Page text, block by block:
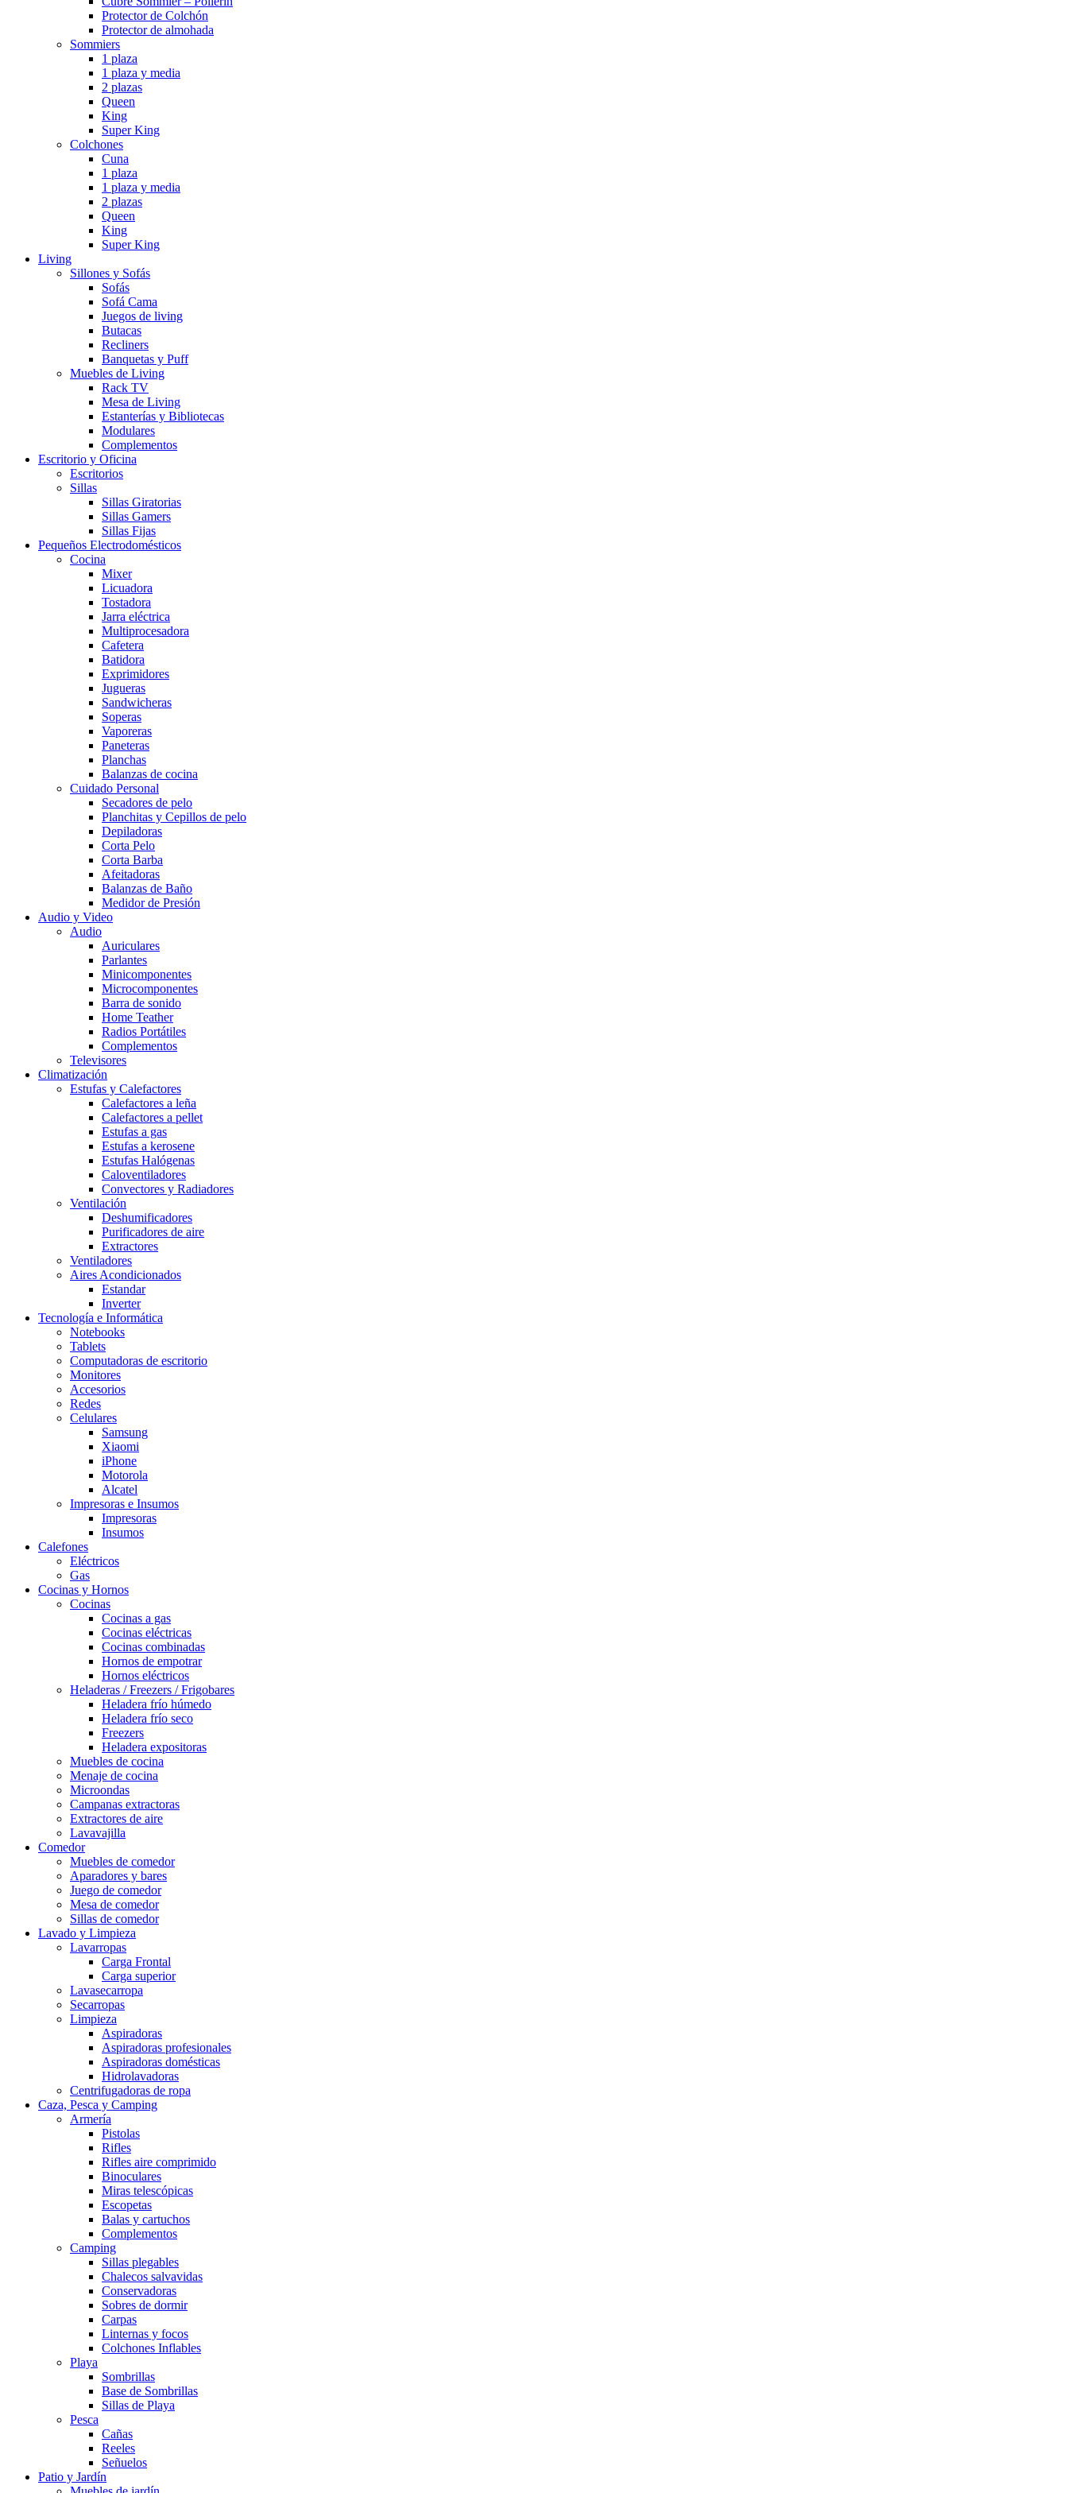
Protector de Colchón
Protector de almohada
Sommiers
1 plaza
1 plaza y media
2 plazas
Queen
King
Super King
Colchones
Cuna
1 plaza
1 plaza y media
2 plazas
Queen
King
Super King
Living
Sillones y Sofás
Sofás
Sofá Cama
Juegos de living
Butacas
Recliners
Banquetas y Puff
Muebles de Living
Rack TV
Mesa de Living
Estanterías y Bibliotecas
Modulares
Complementos
Escritorio y Oficina
Escritorios
Sillas
Sillas Giratorias
Sillas Gamers
Sillas Fijas
Pequeños Electrodomésticos
Cocina
Mixer
Licuadora
Tostadora
Jarra eléctrica
Multiprocesadora
Cafetera
Batidora
Exprimidores
Jugueras
Sandwicheras
Soperas
Vaporeras
Paneteras
Planchas
Balanzas de cocina
Cuidado Personal
Secadores de pelo
Planchitas y Cepillos de pelo
Depiladoras
Corta Pelo
Corta Barba
Afeitadoras
Balanzas de Baño
Medidor de Presión
Audio y Video
Audio
Auriculares
Parlantes
Minicomponentes
Microcomponentes
Barra de sonido
Home Teather
Radios Portátiles
Complementos
Televisores
Climatización
Estufas y Calefactores
Calefactores a leña
Calefactores a pellet
Estufas a gas
Estufas a kerosene
Estufas Halógenas
Caloventiladores
Convectores y Radiadores
Ventilación
Deshumificadores
Purificadores de aire
Extractores
Ventiladores
Aires Acondicionados
Estandar
Inverter
Tecnología e Informática
Notebooks
Tablets
Computadoras de escritorio
Monitores
Accesorios
Redes
Celulares
Samsung
Xiaomi
iPhone
Motorola
Alcatel
Impresoras e Insumos
Impresoras
Insumos
Calefones
Eléctricos
Gas
Cocinas y Hornos
Cocinas
Cocinas a gas
Cocinas eléctricas
Cocinas combinadas
Hornos de empotrar
Hornos eléctricos
Heladeras / Freezers / Frigobares
Heladera frío húmedo
Heladera frío seco
Freezers
Heladera expositoras
Muebles de cocina
Menaje de cocina
Microondas
Campanas extractoras
Extractores de aire
Lavavajilla
Comedor
Muebles de comedor
Aparadores y bares
Juego de comedor
Mesa de comedor
Sillas de comedor
Lavado y Limpieza
Lavarropas
Carga Frontal
Carga superior
Lavasecarropa
Secarropas
Limpieza
Aspiradoras
Aspiradoras profesionales
Aspiradoras domésticas
Hidrolavadoras
Centrifugadoras de ropa
Caza, Pesca y Camping
Armería
Pistolas
Rifles
Rifles aire comprimido
Binoculares
Miras telescópicas
Escopetas
Balas y cartuchos
Complementos
Camping
Sillas plegables
Chalecos salvavidas
Conservadoras
Sobres de dormir
Carpas
Linternas y focos
Colchones Inflables
Playa
Sombrillas
Base de Sombrillas
Sillas de Playa
Pesca
Cañas
Reeles
Señuelos
Patio y Jardín